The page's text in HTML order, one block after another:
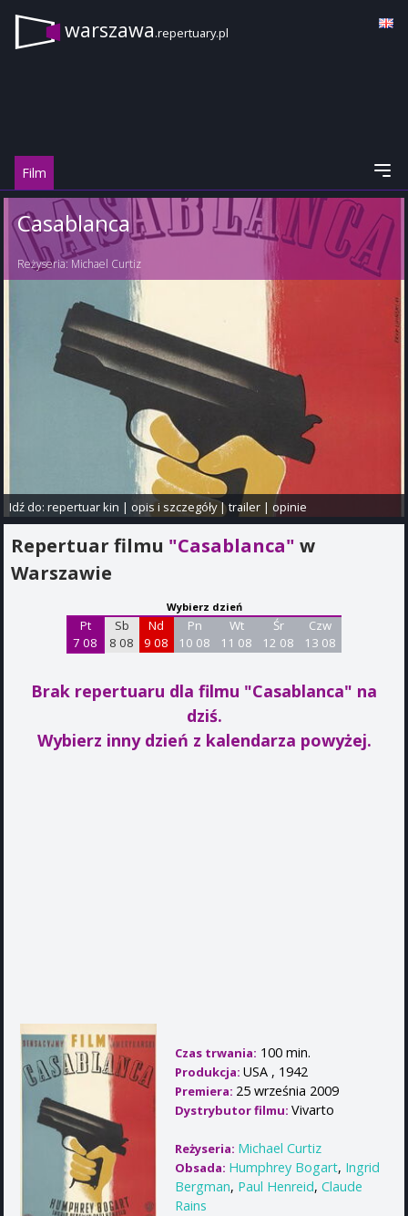
warszawa.repertuary.pl
Film
Casablanca
Reżyseria:Michael Curtiz
Idź do:repertuar kin |opis i szczegóły|trailer |opinie
Repertuar filmu "Casablanca" w
Warszawie
Wybierz dzień
Pt
7 08
Sb
8 08
Nd
9 08
Pn
10 08
Wt
11 08
Śr
12 08
Czw
13 08
Brak repertuaru dla filmu "Casablanca" na
dziś.
Wybierz inny dzień z kalendarza powyżej.
Czas trwania: 100 min.
Produkcja: USA , 1942
Premiera: 25 września 2009
Dystrybutor filmu: Vivarto
Reżyseria: Michael Curtiz
Obsada: Humphrey Bogart, Ingrid
Bergman, Paul Henreid, Claude
Rains